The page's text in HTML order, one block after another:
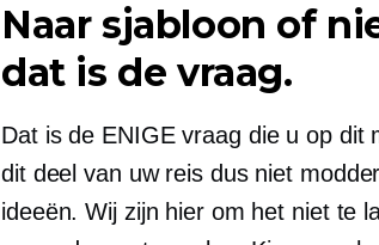
Naar sjabloon of
dat is de vraag.
Dat is de ENIGE vraag die u op
dit deel van uw reis dus niet
ideeën. Wij zijn hier om het niet te